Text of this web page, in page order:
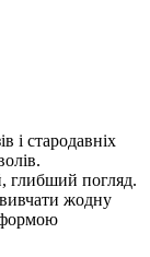
і стародавніх
глибший погляд.
вивчати жодну
формою